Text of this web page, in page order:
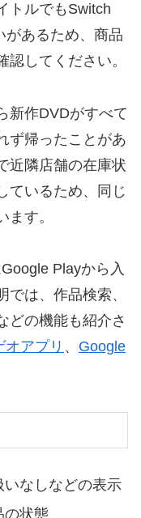
トルでもSwitch
があるため、商品
してください。
新作DVDがすべて
ず帰ったことがあ
近隣店舗の在庫状
ているため、同じ
す。
Playから入
は、作品検索、
どの機能も紹介さ
アプリ 、 Google
なしなどの表示
の状態